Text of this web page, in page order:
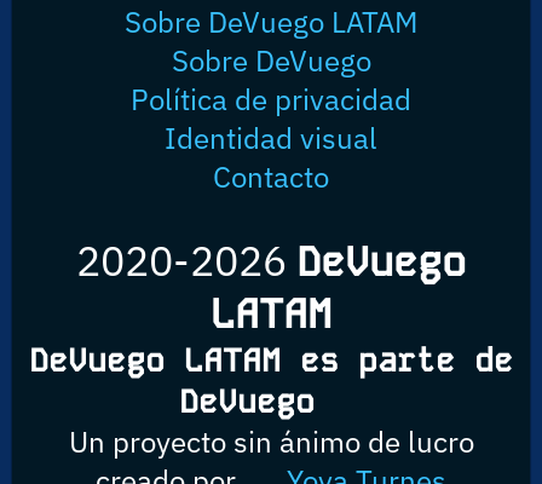
Sobre DeVuego LATAM
Sobre DeVuego
Política de privacidad
Identidad visual
Contacto
2020-2026 DeVuego
LATAM
DeVuego LATAM es parte de
DeVuego
Un proyecto sin ánimo de lucro